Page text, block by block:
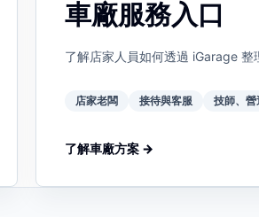
車廠服務入口
了解店家人員如何透過 iGarage 整
店家老闆 接待與客服 技師、營
了解車廠方案 →